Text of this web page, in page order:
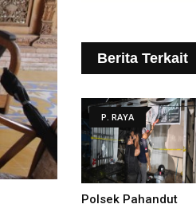
Berita Terkait
P. RAYA
Polsek Pahandut